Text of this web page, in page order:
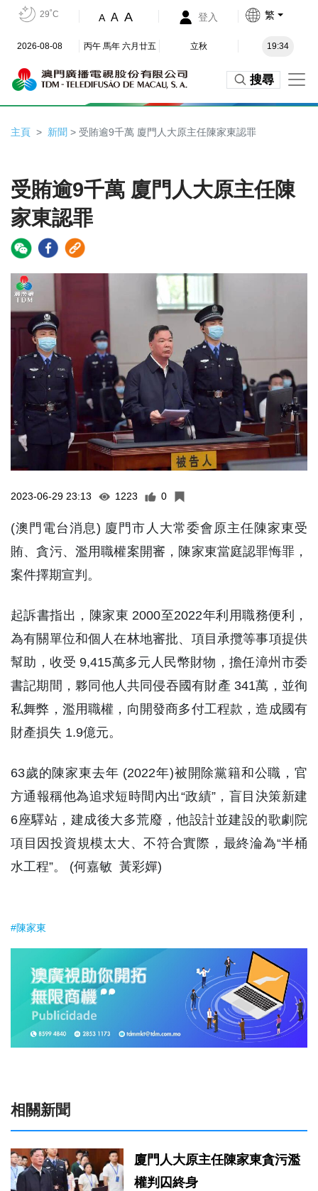
29˚C A A A 登入 繁
2026-08-08 丙午 馬年 六月廿五 立秋 19:34
搜尋
主頁 新聞 > 受賄逾9千萬 廈門人大原主任陳家東認罪
受賄逾9千萬 廈門人大原主任陳
家東認罪
2023-06-29 23:13 1223 0
(澳門電台消息) 廈門市人大常委會原主任陳家東受
賄、貪污、濫用職權案開審，陳家東當庭認罪悔罪，
案件擇期宣判。
起訴書指出，陳家東 2000至2022年利用職務便利，
為有關單位和個人在林地審批、項目承攬等事項提供
幫助，收受 9,415萬多元人民幣財物，擔任漳州市委
書記期間，夥同他人共同侵吞國有財產 341萬，並徇
私舞弊，濫用職權，向開發商多付工程款，造成國有
財產損失 1.9億元。
63歲的陳家東去年 (2022年)被開除黨籍和公職，官
方通報稱他為追求短時間內出“政績”，盲目決策新建
6座驛站，建成後大多荒廢，他設計並建設的歌劇院
項目因投資規模太大、不符合實際，最終淪為“半桶
水工程”。 (何嘉敏 黃彩嬋)
#陳家東
相關新聞
廈門人大原主任陳家東貪污濫
權判囚終身